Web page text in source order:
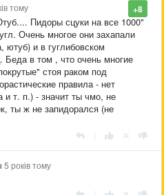
+8
тому
Пидоры сцуки на все 1000"
Очень многое они захапали
ютуб) и в гуглибовском
Беда в том , что очень многие
стоя раком под
правила - нет
и т. п.) - значит ты чмо, не
ты ж не запидорался (не
5 років тому